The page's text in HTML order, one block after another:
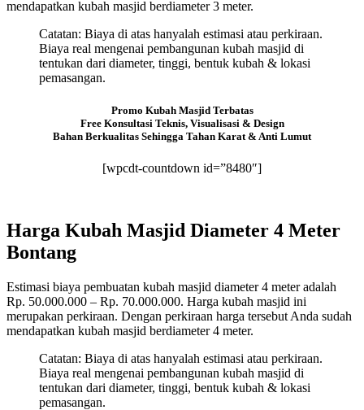
mendapatkan kubah masjid berdiameter 3 meter.
Catatan: Biaya di atas hanyalah estimasi atau perkiraan.
Biaya real mengenai pembangunan kubah masjid di
tentukan dari diameter, tinggi, bentuk kubah & lokasi
pemasangan.
Promo Kubah Masjid Terbatas
Free Konsultasi Teknis, Visualisasi & Design
Bahan Berkualitas Sehingga Tahan Karat & Anti Lumut
[wpcdt-countdown id=”8480″]
Harga Kubah Masjid Diameter 4 Meter
Bontang
Estimasi biaya pembuatan kubah masjid diameter 4 meter adalah
Rp. 50.000.000 – Rp. 70.000.000. Harga kubah masjid ini
merupakan perkiraan. Dengan perkiraan harga tersebut Anda sudah
mendapatkan kubah masjid berdiameter 4 meter.
Catatan: Biaya di atas hanyalah estimasi atau perkiraan.
Biaya real mengenai pembangunan kubah masjid di
tentukan dari diameter, tinggi, bentuk kubah & lokasi
pemasangan.